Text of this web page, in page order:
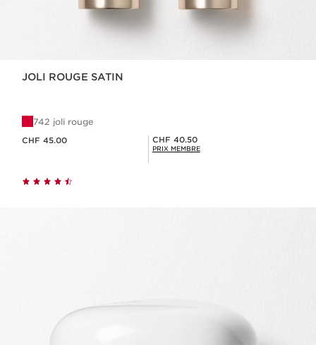
JOLI ROUGE SATIN
742 joli rouge
CHF 45.00 Prix Sérénité CHF 40.50
CHF 40.50
PRIX MEMBRE